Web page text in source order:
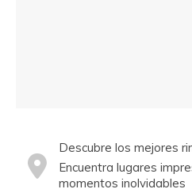
Descubre los mejores
Encuentra lugares
momentos inolvidables